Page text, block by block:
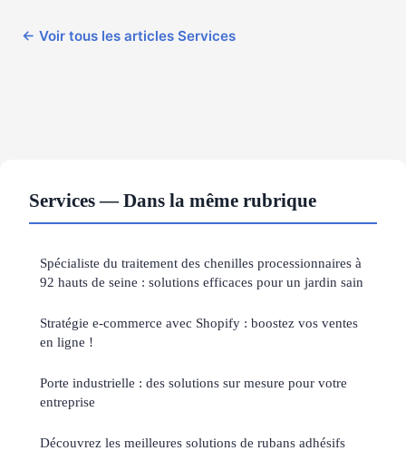
← Voir tous les articles Services
Services — Dans la même rubrique
Spécialiste du traitement des chenilles processionnaires à
92 hauts de seine : solutions efficaces pour un jardin sain
Stratégie e-commerce avec Shopify : boostez vos ventes
en ligne !
Porte industrielle : des solutions sur mesure pour votre
entreprise
Découvrez les meilleures solutions de rubans adhésifs